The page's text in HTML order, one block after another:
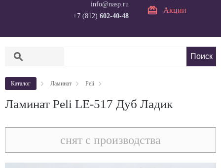
info@nasp.ru
+7 (812) 602-40-48
Акции
search
Каталог Ламинат Peli
Ламинат Peli LE-517 Дуб Ладик
снят с производства